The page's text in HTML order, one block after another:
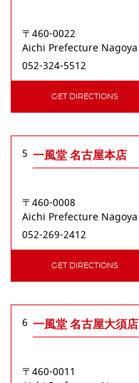
〒460-0022
Aichi Prefecture Nagoya
052-324-5512
GET DIRECTIONS
5 一風堂 名古屋本店
〒460-0008
Aichi Prefecture Nagoya
052-269-2412
GET DIRECTIONS
6 一風堂 名古屋大須店
〒460-0011